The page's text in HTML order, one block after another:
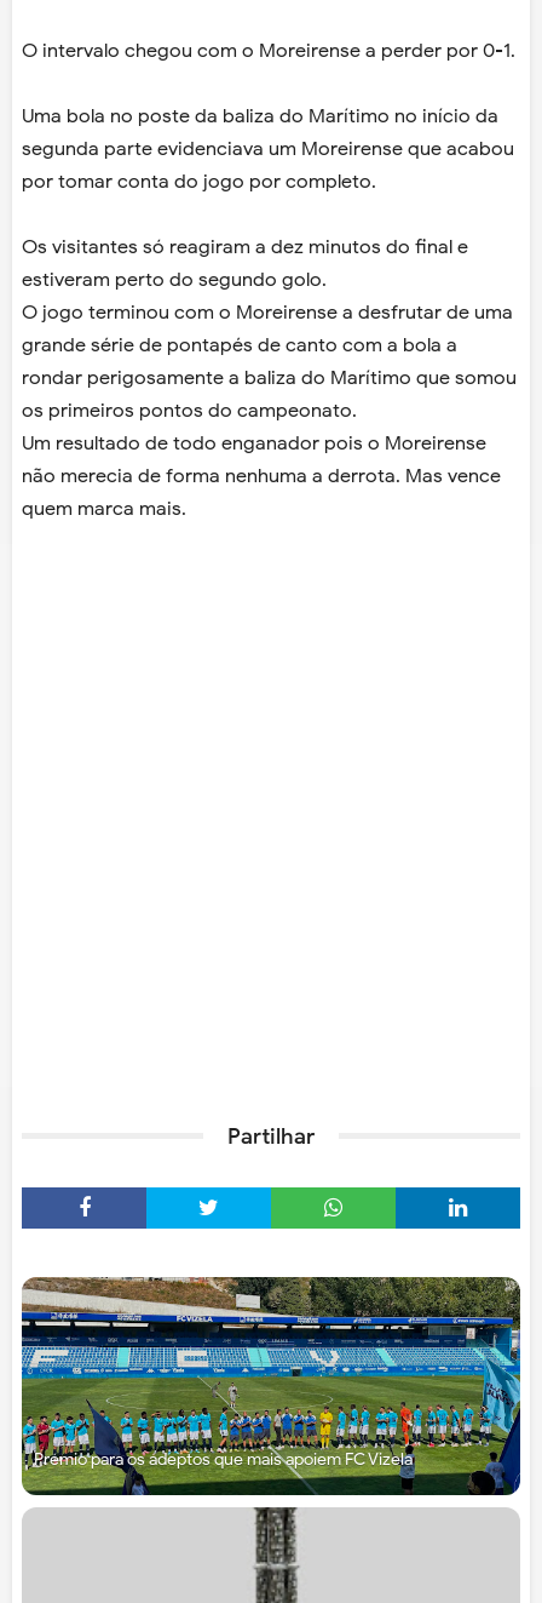
O intervalo chegou com o Moreirense a perder por 0-1.
Uma bola no poste da baliza do Marítimo no início da
segunda parte evidenciava um Moreirense que acabou
por tomar conta do jogo por completo.
Os visitantes só reagiram a dez minutos do final e
estiveram perto do segundo golo.
O jogo terminou com o Moreirense a desfrutar de uma
grande série de pontapés de canto com a bola a
rondar perigosamente a baliza do Marítimo que somou
os primeiros pontos do campeonato.
Um resultado de todo enganador pois o Moreirense
não merecia de forma nenhuma a derrota. Mas vence
quem marca mais.
Partilhar
Prémio para os adeptos que mais apoiem FC Vizela